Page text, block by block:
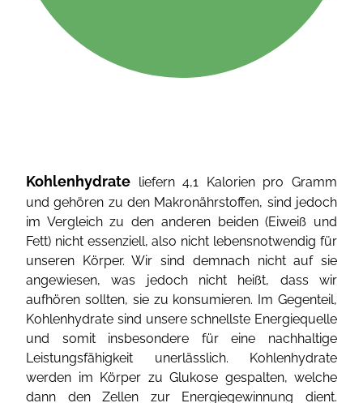
Kohlenhydrate liefern 4,1 Kalorien pro Gramm
und gehören zu den Makronährstoffen, sind jedoch
im Vergleich zu den anderen beiden (Eiweiß und
Fett) nicht essenziell, also nicht lebensnotwendig für
unseren Körper. Wir sind demnach nicht auf sie
angewiesen, was jedoch nicht heißt, dass wir
aufhören sollten, sie zu konsumieren. Im Gegenteil,
Kohlenhydrate sind unsere schnellste Energiequelle
und somit insbesondere für eine nachhaltige
Leistungsfähigkeit unerlässlich. Kohlenhydrate
werden im Körper zu Glukose gespalten, welche
dann den Zellen zur Energiegewinnung dient.